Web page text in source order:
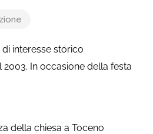
interesse storico
In occasione della festa
della chiesa a Toceno